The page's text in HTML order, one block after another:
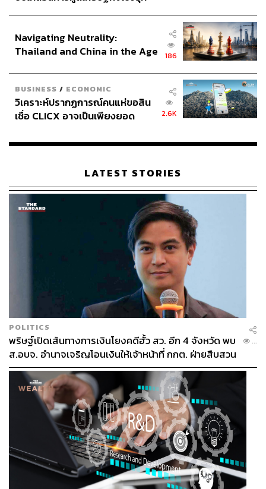
Navigating Neutrality:
Thailand and China in the Age
186
BUSINESS / ECONOMIC
วิเคราะห์ปรากฏการณ์คนแห่ขอสิน
เชื่อ CLICX อาจเป็นเพียงยอด
เรือนไทยที่ถูกซุกไว้
2.6K
LATEST STORIES
POLITICS
พริษฐ์เปิดเส้นทางการเงินโยงคดีฮั้ว สว. อีก 4 จังหวัด พบ
ส.อบจ. อำนาจเจริญโอนเงินให้เจ้าหน้าที่ กกต. ฝ่ายสืบสวน
...